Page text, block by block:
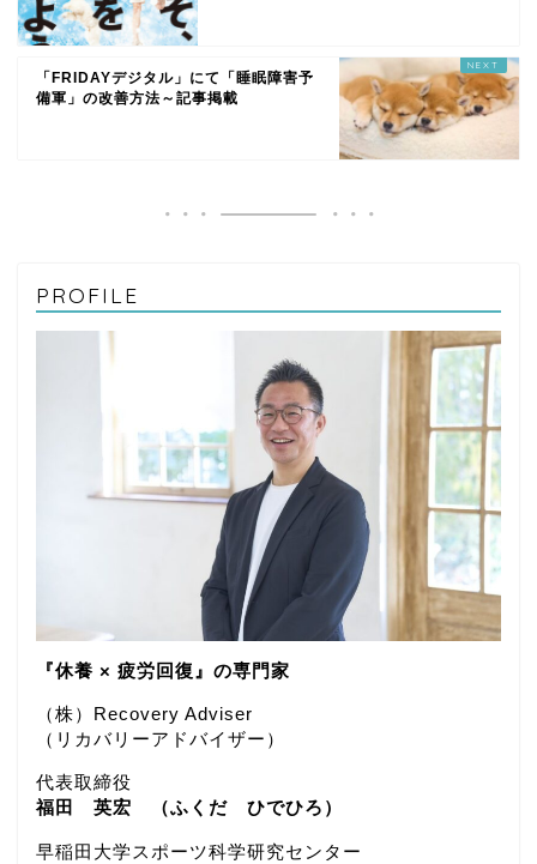
「FRIDAYデジタル」にて「睡眠障害予
備軍」の改善方法～記事掲載
PROFILE
『休養 × 疲労回復』の専門家
（株）Recovery Adviser
（リカバリーアドバイザー）
代表取締役
福田 英宏 （ふくだ ひでひろ）
早稲田大学スポーツ科学研究センター